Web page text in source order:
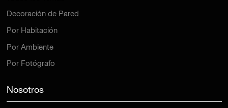
Decoración de Pared
Por Habitación
Por Ambiente
Por Fotógrafo
Nosotros